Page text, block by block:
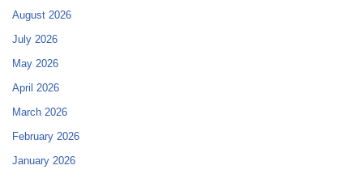
August 2026
July 2026
May 2026
April 2026
March 2026
February 2026
January 2026